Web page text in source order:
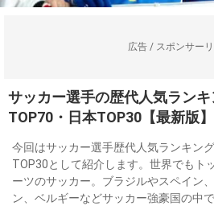
広告 / スポンサー
サッカー選手の歴代人気ラン
TOP70・日本TOP30【最新版】
今回はサッカー選手歴代人気ランキン
TOP30として紹介します。世界でもト
ーツのサッカー。ブラジルやスペイン
ン、ベルギーなどサッカー強豪国の中